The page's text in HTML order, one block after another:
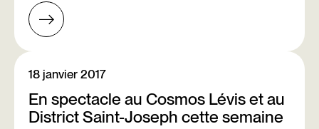
En spectacle au Cosmos Lévis et au
District Saint-Joseph cette semaine
18 janvier 2017